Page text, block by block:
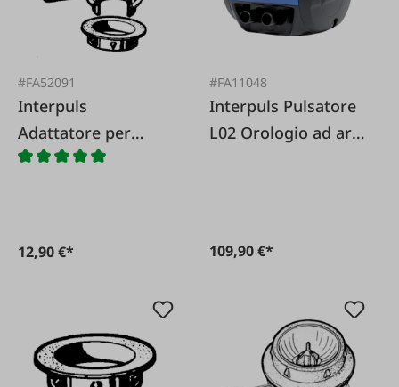
#FA52091
Interpuls
Adattatore per
pulsatore DeLaval
12,90 €*
#FA11048
Interpuls Pulsatore
L02 Orologio ad aria
109,90 €*